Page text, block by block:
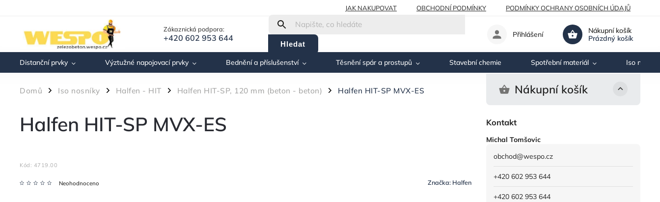
JAK NAKUPOVAT OBCHODNÍ PODMÍNKY PODMÍNKY OCHRANY OSOBNÍCH ÚDAJŮ
Zákaznická podpora:
+420 602 953 644
Hledat
Nákupní košík
Prázdný košík
Přihlášení
Distanční prvky Výztužné napojovací prvky Bednění a příslušenství Těsnění spár a prostupů Stavební chemie Spotřební materiál Iso
Domů / Iso nosníky / Halfen - HIT / Halfen HIT-SP, 120 mm (beton - beton) / Halfen HIT-SP MVX-ES Nákupní košík
Kontakt
Michal Tomšovic
obchod@wespo.cz
+420 602 953 644
+420 602 953 644
Halfen HIT-SP MVX-ES
Kód: 4719.00
Neohodnoceno Značka: Halfen